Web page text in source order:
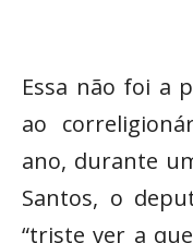
Essa não foi a
ao
ano, durante
Santos, o
“triste ver a